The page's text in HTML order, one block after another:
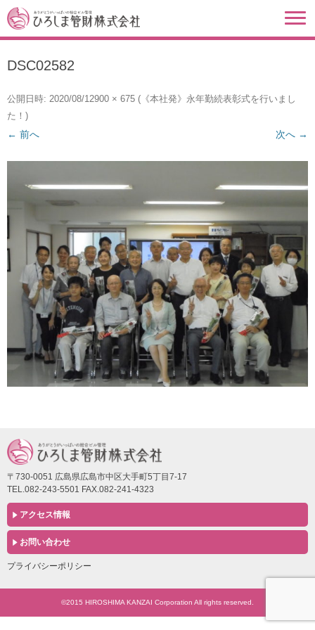
DSC02582
公開日時: 2020/08/12900 × 675 ( 《本社発》永年勤続表彰式を行いまし
た！ )
← 前へ 次へ →
〒730-0051 広島県広島市中区大手町5丁目7-17
TEL.082-243-5501 FAX.082-241-4323
アクセス情報
お問い合わせ
プライバシーポリシー
©2015 HIROSHIMA KANZAI Corporation All rights reserved.